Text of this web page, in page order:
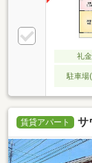
礼
駐車場
賃貸アパート サ